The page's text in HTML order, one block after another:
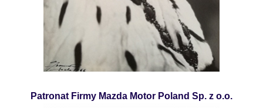
Patronat Firmy Mazda Motor Poland Sp. z o.o.